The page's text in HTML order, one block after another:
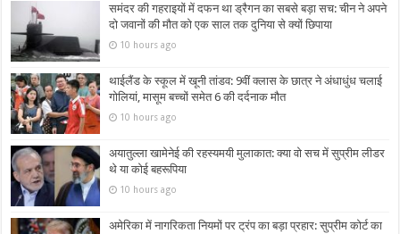
समंदर की गहराइयों में दफन था ड्रैगन का सबसे बड़ा सच: चीन ने अपने
दो जवानों की मौत को एक साल तक दुनिया से क्यों छिपाया
10 hours ago
थाईलैंड के स्कूल में खूनी तांडव: 9वीं क्लास के छात्र ने अंधाधुंध चलाई
गोलियां, मासूम बच्चों समेत 6 की दर्दनाक मौत
10 hours ago
अयातुल्ला खामेनेई की रहस्यमयी मुलाकात: क्या वो सच में सुप्रीम लीडर
थे या कोई बहरूपिया
10 hours ago
अमेरिका में नागरिकता नियमों पर ट्रंप का बड़ा प्रहार: सुप्रीम कोर्ट का